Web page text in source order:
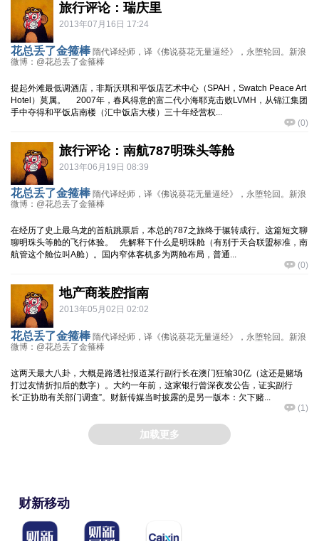
旅行评论：瑞庆里
2013年07月16日 17:24
花总丢了金箍棒 隋代译经师，译《佛说葵花无量逼经》，永堕轮回。新浪
微博：@花总丢了金箍棒
提起外滩最低调酒店，非斯沃琪和平饭店艺术中心（SPAH，Swatch Peace Art
Hotel）莫属。 2007年，春风得意的富二代小海耶克击败LVMH，从锦江集团
手中夺得和平饭店南楼（汇中饭店大楼）三十年经营权...
(0)
旅行评论：南航787明珠头等舱
2013年06月19日 08:39
花总丢了金箍棒 隋代译经师，译《佛说葵花无量逼经》，永堕轮回。新浪
微博：@花总丢了金箍棒
在经历了史上最乌龙的首航跳票后，本总的787之旅终于辗转成行。这篇短文聊
聊明珠头等舱的飞行体验。 先解释下什么是明珠舱（有别于天合联盟标准，南
航管这个舱位叫A舱）。国内窄体客机多为两舱布局，普通...
(0)
地产商装腔指南
2013年05月02日 02:02
花总丢了金箍棒 隋代译经师，译《佛说葵花无量逼经》，永堕轮回。新浪
微博：@花总丢了金箍棒
这两天最大八卦，大概是路透社报道某行副行长在澳门狂输30亿（这还是赌场
打过友情折扣后的数字）。大约一年前，这家银行曾深夜发公告，证实副行
长“正协助有关部门调查”。财新传媒当时披露的是另一版本：欠下赌...
(1 )
加载更多
财新移动